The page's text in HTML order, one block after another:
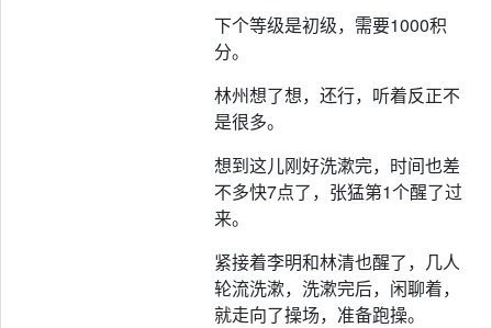
下个等级是初级，需要1000积
分。
林州想了想，还行，听着反正不
是很多。
想到这儿刚好洗漱完，时间也差
不多快7点了，张猛第1个醒了过
来。
紧接着李明和林清也醒了，几人
轮流洗漱，洗漱完后，闲聊着，
就走向了操场，准备跑操。